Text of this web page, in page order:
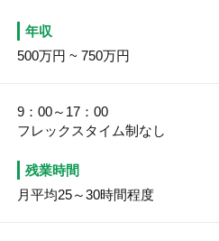
年収
500万円 ~ 750万円
9：00～17：00
フレックスタイム制なし
残業時間
月平均25～30時間程度